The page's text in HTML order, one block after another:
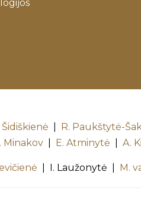
Šidiškienė R. Paukštytė-
Minakov E. Atminytė A.
| I. Laužonytė | M.